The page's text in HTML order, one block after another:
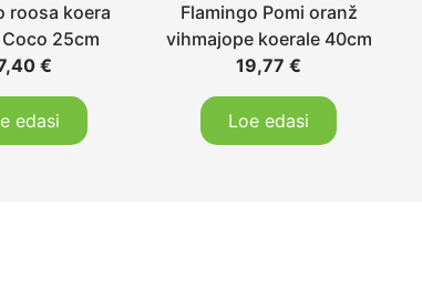
roosa koera
25cm
€
edasi
Flamingo Pomi oranž
vihmajope koerale 40cm
19,77€
Loe edasi